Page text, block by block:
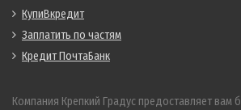
КупиВкредит
Заплатить по частям
Кредит ПочтаБанк
Компания Крепкий Градус предоставляет